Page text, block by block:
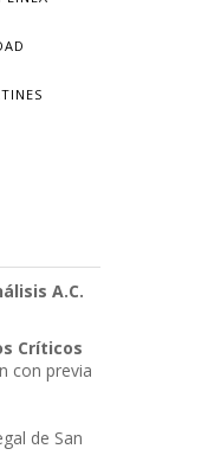
A.C.
Críticos
con previa
de San